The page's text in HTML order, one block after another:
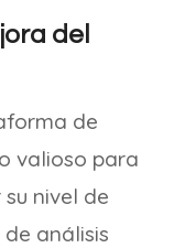
del
de
valioso para
nivel de
análisis